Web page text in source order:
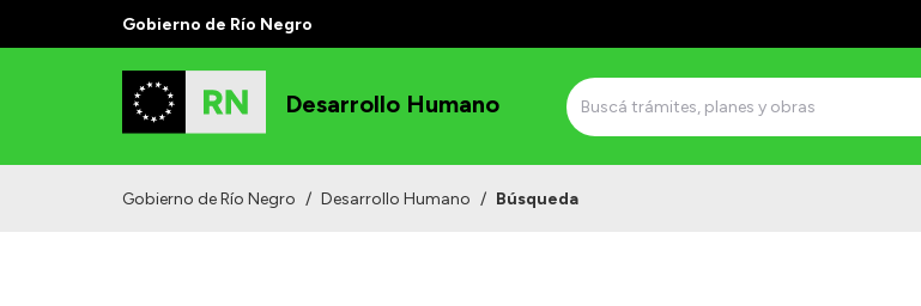
Gobierno de Río Negro
Desarrollo Humano
Gobierno de Río Negro / Desarrollo Humano / Búsqueda